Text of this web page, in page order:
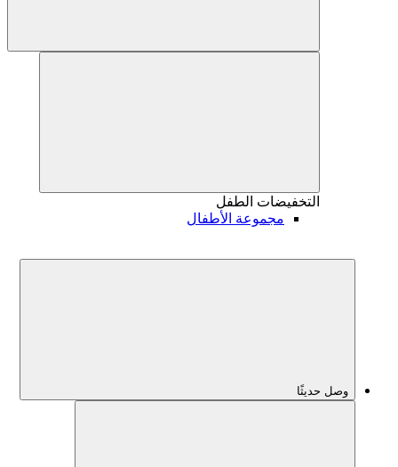
التخفيضات الطفل
مجموعة الأطفال
وصل حديثًا